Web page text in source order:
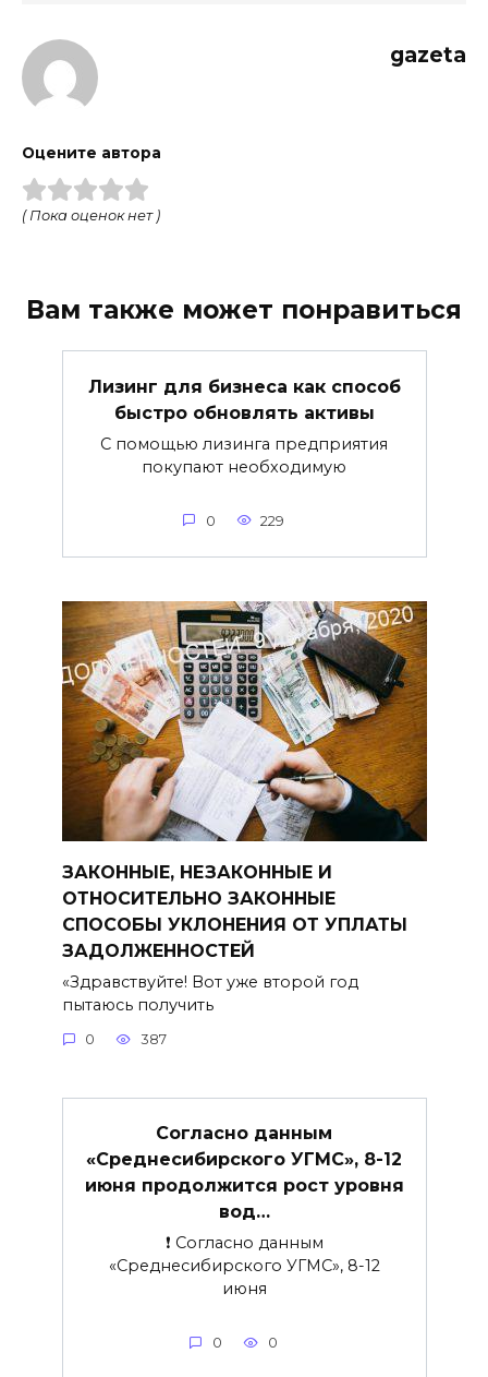
gazeta
Оцените автора
( Пока оценок нет )
Вам также может понравиться
Лизинг для бизнеса как способ
быстро обновлять активы
С помощью лизинга предприятия
покупают необходимую
0 229
ЗАКОННЫЕ, НЕЗАКОННЫЕ И
ОТНОСИТЕЛЬНО ЗАКОННЫЕ
СПОСОБЫ УКЛОНЕНИЯ ОТ УПЛАТЫ
ЗАДОЛЖЕННОСТЕЙ
«Здравствуйте! Вот уже второй год
пытаюсь получить
0 387
Согласно данным
«Среднесибирского УГМС», 8-12
июня продолжится рост уровня
вод…
❗ Согласно данным
«Среднесибирского УГМС», 8-12
июня
0 0